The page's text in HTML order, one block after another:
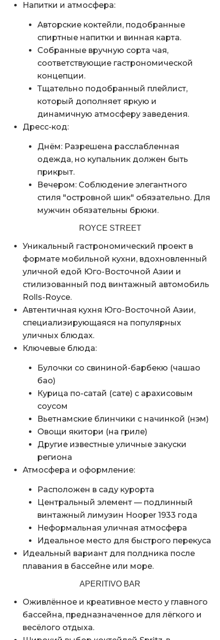
Напитки и атмосфера:
Авторские коктейли, подобранные
спиртные напитки и винная карта.
Собранные вручную сорта чая,
соответствующие гастрономической
концепции.
Тщательно подобранный плейлист,
который дополняет яркую и
динамичную атмосферу заведения.
Дресс-код:
Днём: Разрешена расслабленная
одежда, но купальник должен быть
прикрыт.
Вечером: Соблюдение элегантного
стиля "островной шик" обязательно. Для
мужчин обязательны брюки.
ROYCE STREET
Уникальный гастрономический проект в
формате мобильной кухни, вдохновленный
уличной едой Юго-Восточной Азии и
стилизованный под винтажный автомобиль
Rolls-Royce.
Автентичная кухня Юго-Восточной Азии,
специализирующаяся на популярных
уличных блюдах.
Ключевые блюда:
Булочки со свининой-барбекю (чашао
бао)
Курица по-сатай (сате) с арахисовым
соусом
Вьетнамские блинчики с начинкой (нэм)
Овощи якитори (на гриле)
Другие известные уличные закуски
региона
Атмосфера и оформление:
Расположен в саду курорта
Центральный элемент — подлинный
винтажный лимузин Hooper 1933 года
Неформальная уличная атмосфера
Идеальное место для быстрого перекуса
Идеальный вариант для полдника после
плавания в бассейне или море.
APERITIVO BAR
Оживлённое и креативное место у главного
бассейна, предназначенное для лёгкого и
весёлого отдыха.